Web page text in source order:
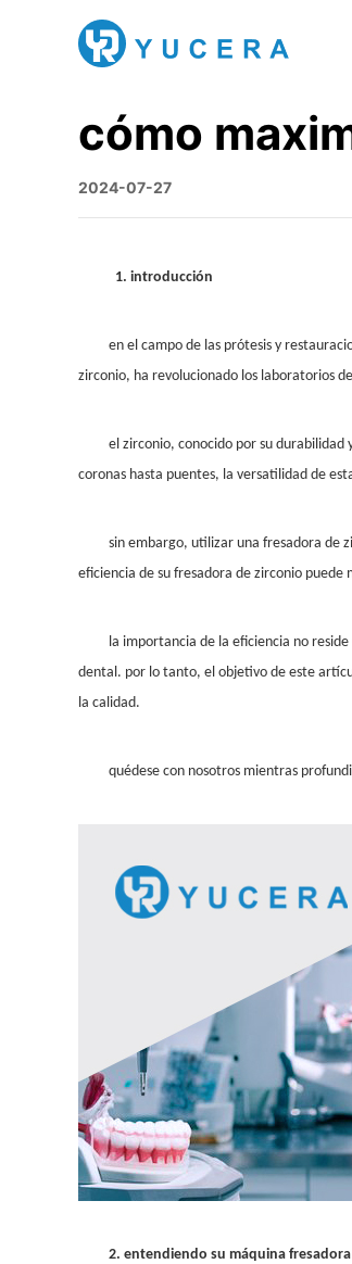
cómo
2024-07-27
1. introducción
en el campo de las prótesis y
zirconio, ha revolucionado los laboratorios
el zirconio, conocido por su
coronas hasta puentes, la versatilidad de
sin embargo, utilizar una fresadora de
eficiencia de su fresadora de zirconio
la importancia de la eficiencia no
dental. por lo tanto, el objetivo de este
la calidad.
quédese con nosotros mientras
2. entendiendo su máquina